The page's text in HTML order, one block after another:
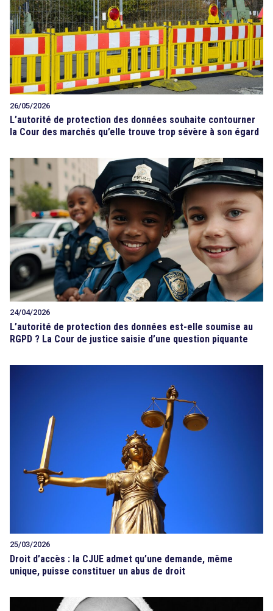
26/05/2026
L’autorité de protection des données souhaite contourner
la Cour des marchés qu’elle trouve trop sévère à son égard
24/04/2026
L’autorité de protection des données est-elle soumise au
RGPD ? La Cour de justice saisie d’une question piquante
25/03/2026
Droit d’accès : la CJUE admet qu’une demande, même
unique, puisse constituer un abus de droit